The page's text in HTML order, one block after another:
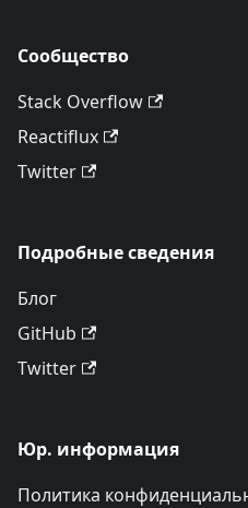
Сообщество
Stack Overflow
Reactiflux
Twitter
Подробные сведения
Блог
GitHub
Twitter
Юр. информация
Политика